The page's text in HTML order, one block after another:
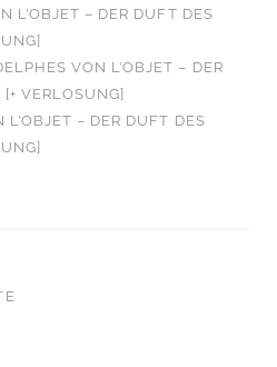
L’OBJET – DER DUFT DES
VON L’OBJET – DER
VERLOSUNG]
L’OBJET – DER DUFT DES